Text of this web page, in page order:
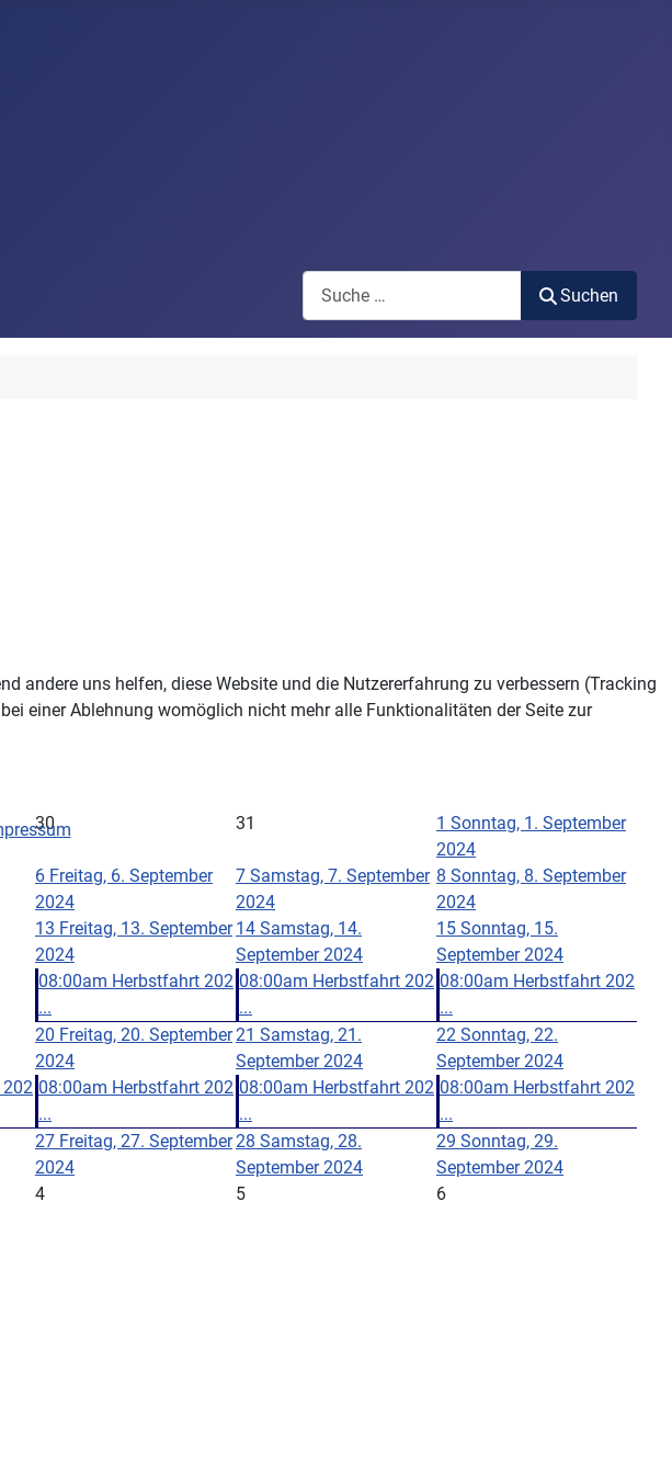
Search
Suchen
30 31 1 Sonntag, 1. September
2024
6 Freitag, 6. September
2024
7 Samstag, 7. September
2024
8 Sonntag, 8. September
2024
13 Freitag, 13. September
2024
08:00am Herbstfahrt 202
...
14 Samstag, 14.
September 2024
08:00am Herbstfahrt 202
...
15 Sonntag, 15.
September 2024
08:00am Herbstfahrt 202
...
20 Freitag, 20. September
2024
08:00am Herbstfahrt 202
...
21 Samstag, 21.
September 2024
08:00am Herbstfahrt 202
...
22 Sonntag, 22.
September 2024
08:00am Herbstfahrt 202
...
27 Freitag, 27. September
2024
28 Samstag, 28.
September 2024
29 Sonntag, 29.
September 2024
4 5 6
andere uns helfen, diese Website und die Nutzererfahrung zu verbessern (Tracking
einer Ablehnung womöglich nicht mehr alle Funktionalitäten der Seite zur